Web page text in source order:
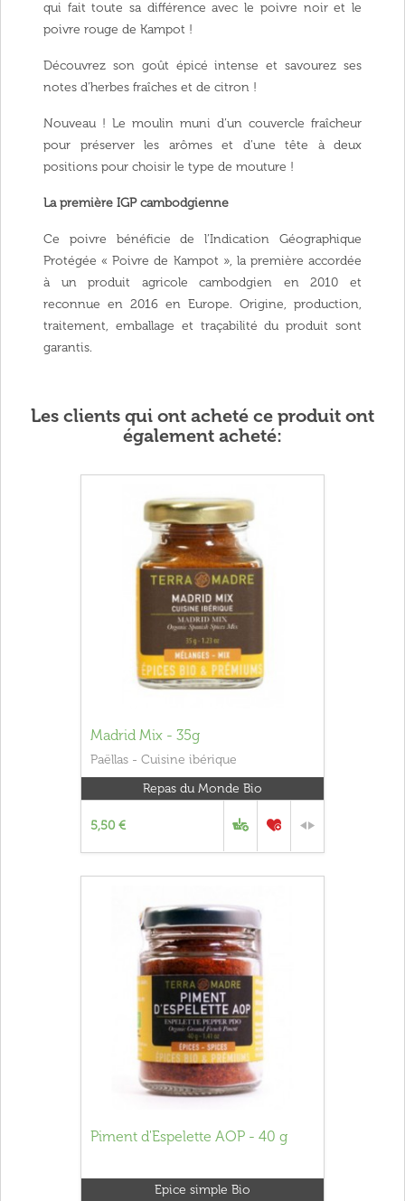
qui fait toute sa différence avec le poivre noir et le
poivre rouge de Kampot !
Découvrez son goût épicé intense et savourez ses
notes d’herbes fraîches et de citron !
Nouveau ! Le moulin muni d’un couvercle fraîcheur
pour préserver les arômes et d’une tête à deux
positions pour choisir le type de mouture !
La première IGP cambodgienne
Ce poivre bénéficie de l’Indication Géographique
Protégée « Poivre de Kampot », la première accordée
à un produit agricole cambodgien en 2010 et
reconnue en 2016 en Europe. Origine, production,
traitement, emballage et traçabilité du produit sont
garantis.
Les clients qui ont acheté ce produit ont
également acheté:
Madrid Mix - 35g
Paëllas - Cuisine ibérique
Repas du Monde Bio
5,50 €
Piment d'Espelette AOP - 40 g
Epice simple Bio